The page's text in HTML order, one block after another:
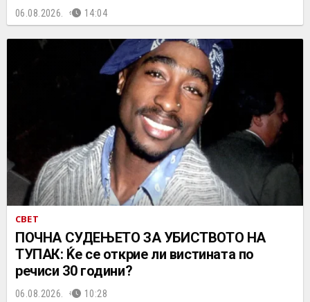
06.08.2026. 14:04
СВЕТ
ПОЧНА СУДЕЊЕТО ЗА УБИСТВОТО НА
ТУПАК: Ќе се открие ли вистината по
речиси 30 години?
06.08.2026. 10:28